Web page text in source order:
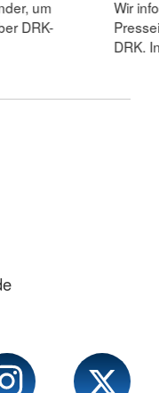
um
DRK-
Wir
DRK.